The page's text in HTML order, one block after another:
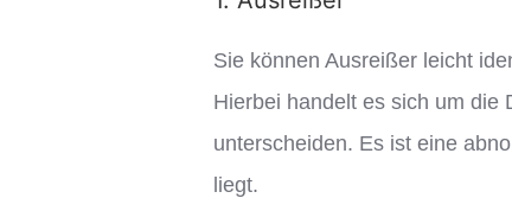
Sie können Ausreißer leicht
Hierbei handelt es sich um die
unterscheiden. Es ist eine
liegt.